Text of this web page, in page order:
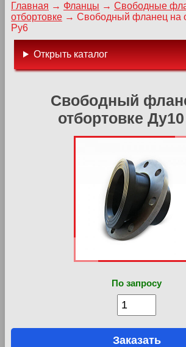
Главная → Фланцы → Свободные
отбортовке → Свободный фланец на
Ру6
Свободный
отбортовке
По запросу
Заказать
Открыть каталог